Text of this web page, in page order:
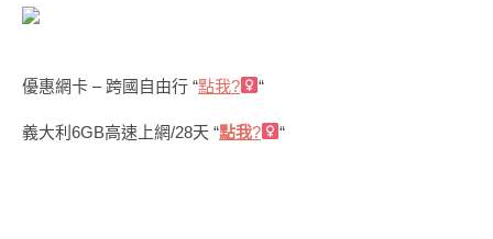
優惠網卡 – 跨國自由行 “點我?‍ “
義大利6GB高速上網/28天 “點我?‍ “